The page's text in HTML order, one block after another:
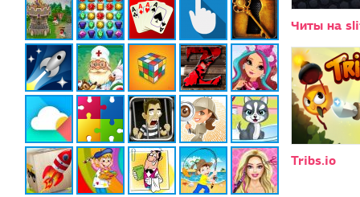
Читы на
Tribs.io